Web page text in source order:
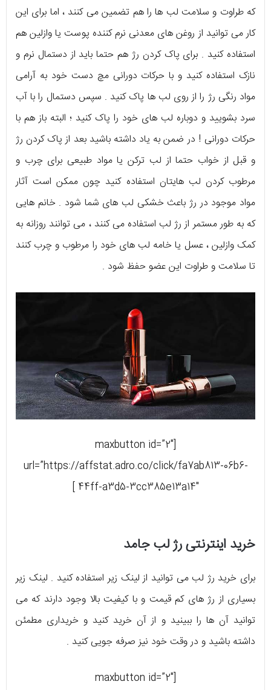
که طراوت و سلامت لب ها را هم تضمین می کنند ، اما برای این
کار می توانید از روغن های معدنی نرم کننده پوست یا وازلین هم
استفاده کنید . برای پاک کردن رژ هم حتما باید از دستمال نرم و
نازک استفاده کنید و با حرکات دورانی مچ دست خود به آرامی
مواد رنگی رژ را از روی لب ها پاک کنید . سپس دستمال را با آب
سرد بشویید و دوباره لب های خود را پاک کنید ؛ البته باز هم با
حرکات دورانی ! در ضمن به یاد داشته باشید بعد از پاک کردن رژ
و قبل از خواب حتما از لب ترکن یا مواد طبیعی برای چرب و
مرطوب کردن لب هایتان استفاده کنید چون ممکن است آثار
مواد موجود در رژ باعث خشکی لب های شما شود . خانم هایی
که به طور مستمر از رژ لب استفاده می کنند ، می توانند روزانه به
کمک وازلین ، عسل یا خامه لب های خود را مرطوب و چرب کنند
تا سلامت و طراوت این عضو حفظ شود .
[maxbutton id=”2″
url=”https://affstat.adro.co/click/fa7ab813-06b6-
44ff-a3d5-3cc385e13a14″ ]
خرید اینترنتی رژ لب جامد
برای خرید رژ لب می توانید از لینک زیر استفاده کنید . لینک زیر
بسیاری از رژ های کم قیمت و با کیفیت بالا وجود دارند که می
توانید آن ها را ببینید و از آن خرید کنید و خریداری مطمئن
داشته باشید و در وقت خود نیز صرفه جویی کنید .
[maxbutton id=”2″